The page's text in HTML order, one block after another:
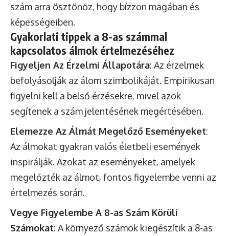
szám arra ösztönöz, hogy bízzon magában és
képességeiben.
Gyakorlati tippek a 8-as számmal
kapcsolatos álmok értelmezéséhez
Figyeljen Az Érzelmi Állapotára: Az érzelmek
befolyásolják az álom szimbolikáját. Empirikusan
figyelni kell a belső érzésekre, mivel azok
segítenek a szám jelentésének megértésében.
Elemezze Az Álmát Megelőző Eseményeket:
Az álmokat gyakran valós életbeli események
inspirálják. Azokat az eseményeket, amelyek
megelőzték az álmot, fontos figyelembe venni az
értelmezés során.
Vegye Figyelembe A 8-as Szám Körüli
Számokat: A környező számok kiegészítik a 8-as